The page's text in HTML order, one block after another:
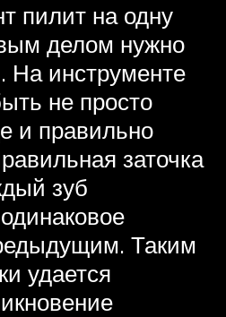
пилит на одну
делом нужно
На инструменте
не просто
и правильно
заточка
зуб
Таким
удается